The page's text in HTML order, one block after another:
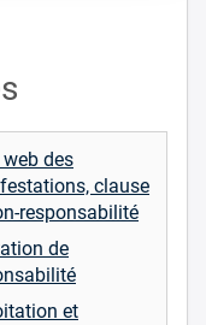
des
clause
responsabilité
de
et